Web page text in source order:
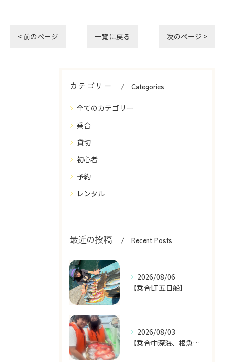
< 前のページ 一覧に戻る 次のページ >
カテゴリー Categories
全てのカテゴリー
乗合
貸切
初心者
予約
レンタル
最近の投稿 Recent Posts
2026/08/06
【乗合LT五目船】
2026/08/03
【乗合中深海、根魚五目船】